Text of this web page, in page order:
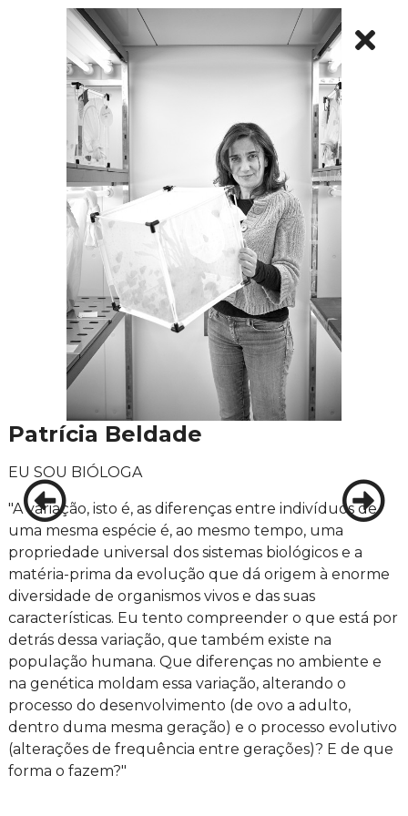
Patrícia Beldade
EU SOU BIÓLOGA
"A variação, isto é, as diferenças entre indivíduos de
uma mesma espécie é, ao mesmo tempo, uma
propriedade universal dos sistemas biológicos e a
matéria-prima da evolução que dá origem à enorme
diversidade de organismos vivos e das suas
características. Eu tento compreender o que está por
detrás dessa variação, que também existe na
população humana. Que diferenças no ambiente e
na genética moldam essa variação, alterando o
processo do desenvolvimento (de ovo a adulto,
dentro duma mesma geração) e o processo evolutivo
(alterações de frequência entre gerações)? E de que
forma o fazem?"